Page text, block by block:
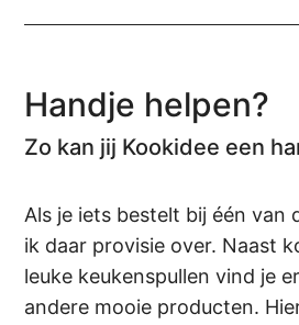
Handje helpen?
Zo kan jij Kookidee een
Als je iets bestelt bij één van
ik daar provisie over. Naast
leuke keukenspullen vind je
andere mooie producten.